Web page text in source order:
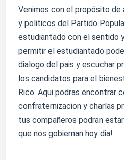
Venimos con el propósito
y politicos del Partido
estudiantado con el sentido
permitir el estudiantado
dialogo del pais y escuchar
los candidatos para el
Rico. Aqui podras encontrar
confraternizacion y charlas
tus compañeros podran
que nos gobiernan hoy dia!